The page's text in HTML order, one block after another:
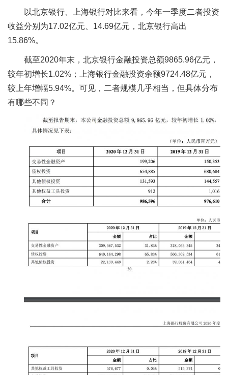
以北京银行、上海银行对比来看，今年一季度二者投资
收益分别为17.02亿元、14.69亿元，北京银行高出
15.86%。
截至2020年末，北京银行金融投资总额9865.96亿元，
较年初增长1.02%；上海银行金融投资余额9724.48亿元，
较上年增幅5.94%。可见，二者规模几乎相当，但具体分布
有哪些不同？